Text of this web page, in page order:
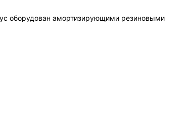
оборудован амортизирующими резиновыми